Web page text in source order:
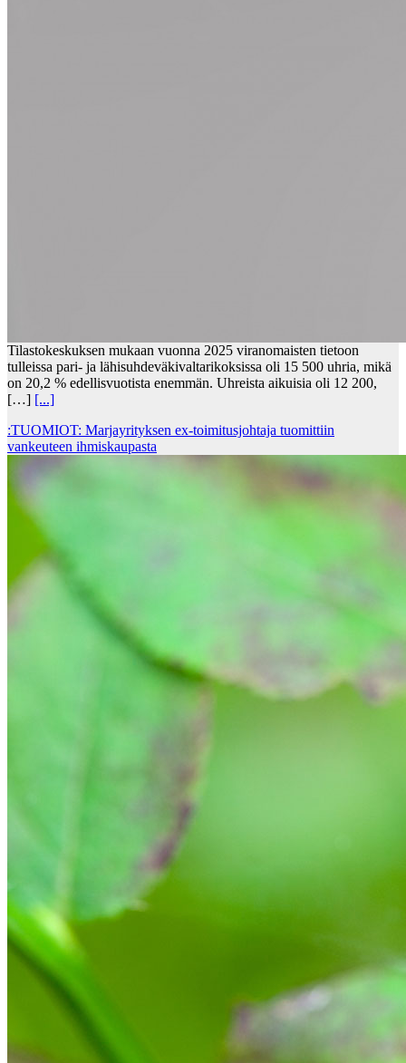
Tilastokeskuksen mukaan vuonna 2025 viranomaisten tietoon
tulleissa pari- ja lähisuhdeväkivaltarikoksissa oli 15 500 uhria, mikä
on 20,2 % edellisvuotista enemmän. Uhreista aikuisia oli 12 200,
[…] [...]
:TUOMIOT: Marjayrityksen ex-toimitusjohtaja tuomittiin
vankeuteen ihmiskaupasta